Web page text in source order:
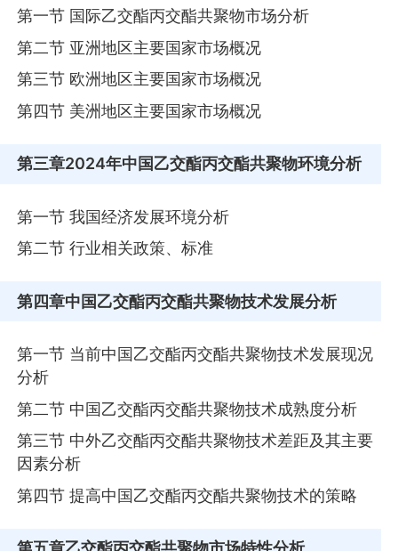
第一节 国际乙交酯丙交酯共聚物市场分析
第二节 亚洲地区主要国家市场概况
第三节 欧洲地区主要国家市场概况
第四节 美洲地区主要国家市场概况
第三章2024年中国乙交酯丙交酯共聚物环境分析
第一节 我国经济发展环境分析
第二节 行业相关政策、标准
第四章中国乙交酯丙交酯共聚物技术发展分析
第一节 当前中国乙交酯丙交酯共聚物技术发展现况
分析
第二节 中国乙交酯丙交酯共聚物技术成熟度分析
第三节 中外乙交酯丙交酯共聚物技术差距及其主要
因素分析
第四节 提高中国乙交酯丙交酯共聚物技术的策略